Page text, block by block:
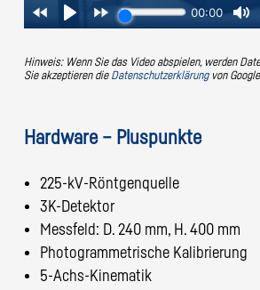
Hinweis: Wenn Sie das Video abspielen, werden
Sie akzeptieren die Datenschutzerklärungvon
Hardware – Pluspunkte
225-kV-Röntgenquelle
3K-Detektor
Messfeld: D. 240 mm, H. 400 mm
Photogrammetrische Kalibrierung
5-Achs-Kinematik